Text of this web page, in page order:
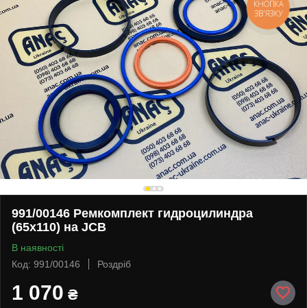
991/00146 Ремкомплект гидроцилиндра
(65x110) на JCB
В наявності
Код: 991/00146
Роздріб
1 070 ₴
КНОПКА
ЗВ'ЯЗКУ